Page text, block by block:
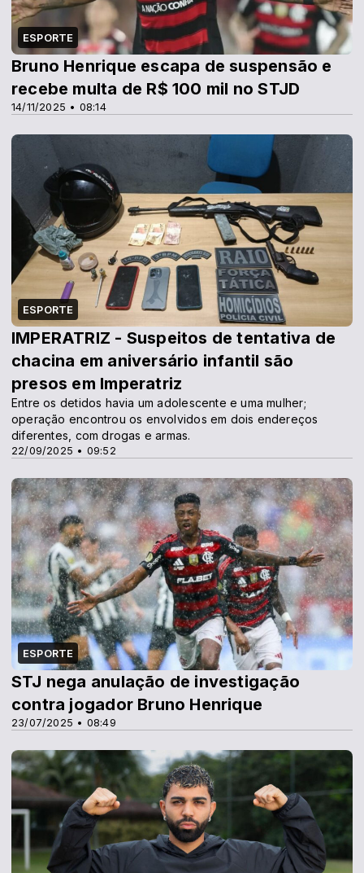
ESPORTE
14/11/2025 • 08:14
Bruno Henrique escapa de suspensão e
recebe multa de R$ 100 mil no STJD
ESPORTE
22/09/2025 • 09:52
IMPERATRIZ - Suspeitos de tentativa de
chacina em aniversário infantil são
presos em Imperatriz
Entre os detidos havia um adolescente e uma mulher;
operação encontrou os envolvidos em dois endereços
diferentes, com drogas e armas.
ESPORTE
23/07/2025 • 08:49
STJ nega anulação de investigação
contra jogador Bruno Henrique